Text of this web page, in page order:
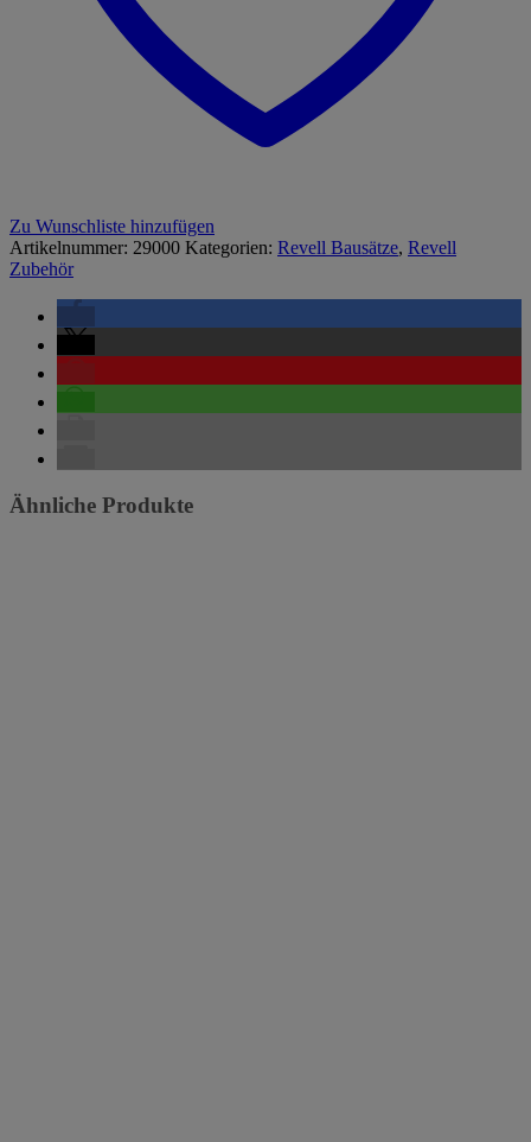
Zu Wunschliste hinzufügen
Artikelnummer: 29000 Kategorien: Revell Bausätze, Revell
Zubehör
Ähnliche Produkte